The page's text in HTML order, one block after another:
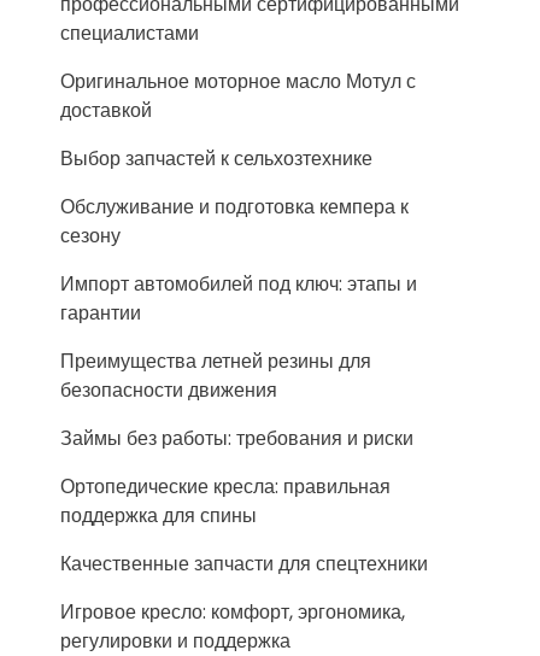
специалистами
Оригинальное моторное масло Мотул с
доставкой
Выбор запчастей к сельхозтехнике
Обслуживание и подготовка кемпера к
сезону
Импорт автомобилей под ключ: этапы и
гарантии
Преимущества летней резины для
безопасности движения
Займы без работы: требования и риски
Ортопедические кресла: правильная
поддержка для спины
Качественные запчасти для спецтехники
Игровое кресло: комфорт, эргономика,
регулировки и поддержка